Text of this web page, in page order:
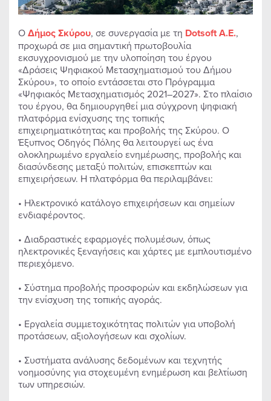
ΟΔήμος Σκύρου, σε συνεργασία με τη DotsoftΑ.Ε.,
προχωρά σε μια σημαντική πρωτοβουλία
εκσυγχρονισμού με την υλοποίηση του έργου
«Δράσεις Ψηφιακού Μετασχηματισμού του Δήμου
Σκύρου», το οποίο εντάσσεται στο Πρόγραμμα
«Ψηφιακός Μετασχηματισμός 2021–2027». Στο πλαίσιο
του έργου, θα δημιουργηθεί μια σύγχρονη ψηφιακή
πλατφόρμα ενίσχυσης της τοπικής
επιχειρηματικότητας και προβολής της Σκύρου. Ο
Έξυπνος Οδηγός Πόλης θα λειτουργεί ως ένα
ολοκληρωμένο εργαλείο ενημέρωσης, προβολής και
διασύνδεσης μεταξύ πολιτών, επισκεπτών και
επιχειρήσεων. Η πλατφόρμα θα περιλαμβάνει:
• Ηλεκτρονικό κατάλογο επιχειρήσεων και σημείων
ενδιαφέροντος.
• Διαδραστικές εφαρμογές πολυμέσων, όπως
ηλεκτρονικές ξεναγήσεις και χάρτες με εμπλουτισμένο
περιεχόμενο.
• Σύστημα προβολής προσφορών και εκδηλώσεων για
την ενίσχυση της τοπικής αγοράς.
• Εργαλεία συμμετοχικότητας πολιτών για υποβολή
προτάσεων, αξιολογήσεων και σχολίων.
• Συστήματα ανάλυσης δεδομένων και τεχνητής
νοημοσύνης για στοχευμένη ενημέρωση και βελτίωση
των υπηρεσιών.